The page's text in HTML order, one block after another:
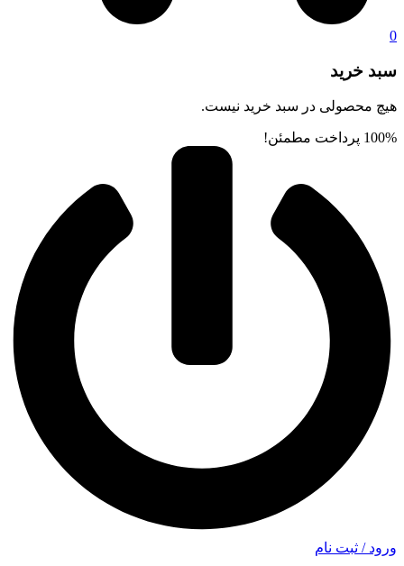
0
سبد خرید
هیچ محصولی در سبد خرید نیست.
100% پرداخت مطمئن!
ورود / ثبت نام